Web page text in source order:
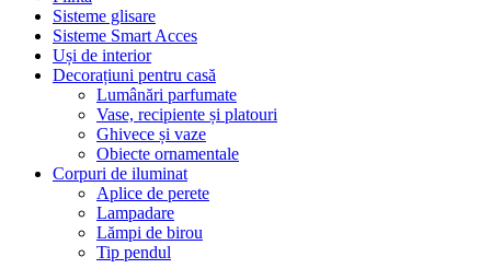
Sisteme glisare
Sisteme Smart Acces
Uși de interior
Decorațiuni pentru casă
Lumânări parfumate
Vase, recipiente și platouri
Ghivece și vaze
Obiecte ornamentale
Corpuri de iluminat
Aplice de perete
Lampadare
Lămpi de birou
Tip pendul